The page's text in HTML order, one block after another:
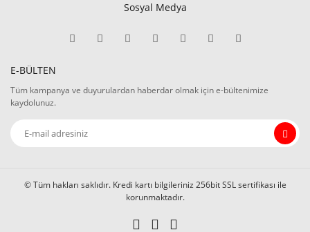
Sosyal Medya
E-BÜLTEN
Tüm kampanya ve duyurulardan haberdar olmak için e-bültenimize
kaydolunuz.
© Tüm hakları saklıdır. Kredi kartı bilgileriniz 256bit SSL sertifikası ile
korunmaktadır.